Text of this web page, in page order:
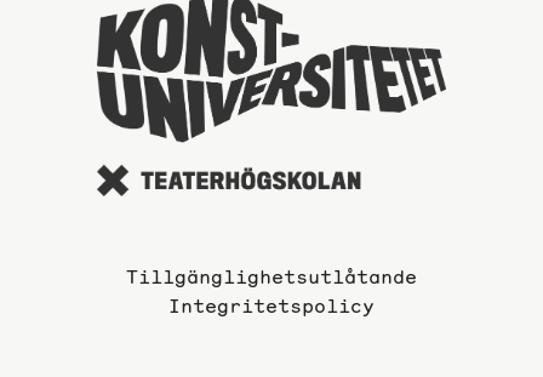
Till­gäng­lig­hets­ut­lå­tan­de
Integritetspolicy